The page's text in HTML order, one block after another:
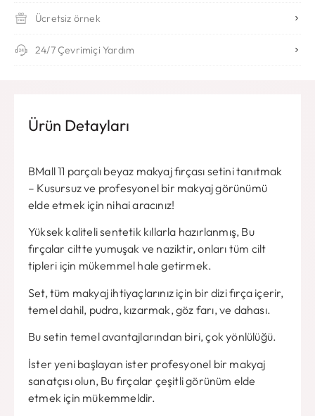
Ücretsiz örnek
24/7 Çevrimiçi Yardım
Ürün Detayları
BMall 11 parçalı beyaz makyaj fırçası setini tanıtmak
– Kusursuz ve profesyonel bir makyaj görünümü
elde etmek için nihai aracınız!
Yüksek kaliteli sentetik kıllarla hazırlanmış, Bu
fırçalar ciltte yumuşak ve naziktir, onları tüm cilt
tipleri için mükemmel hale getirmek.
Set, tüm makyaj ihtiyaçlarınız için bir dizi fırça içerir,
temel dahil, pudra, kızarmak, göz farı, ve dahası.
Bu setin temel avantajlarından biri, çok yönlülüğü.
İster yeni başlayan ister profesyonel bir makyaj
sanatçısı olun, Bu fırçalar çeşitli görünüm elde
etmek için mükemmeldir.